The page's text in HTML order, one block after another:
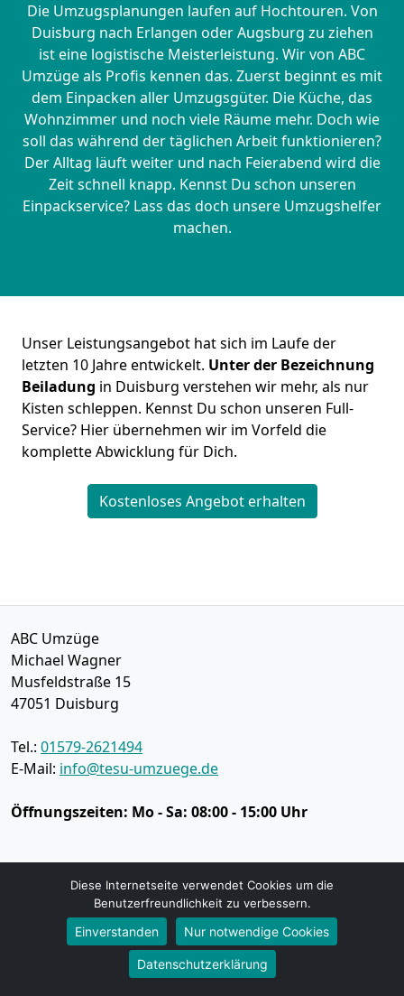
Die Umzugsplanungen laufen auf Hochtouren. Von
Duisburg nach Erlangen oder Augsburg zu ziehen
ist eine logistische Meisterleistung. Wir von ABC
Umzüge als Profis kennen das. Zuerst beginnt es mit
dem Einpacken aller Umzugsgüter. Die Küche, das
Wohnzimmer und noch viele Räume mehr. Doch wie
soll das während der täglichen Arbeit funktionieren?
Der Alltag läuft weiter und nach Feierabend wird die
Zeit schnell knapp. Kennst Du schon unseren
Einpackservice? Lass das doch unsere Umzugshelfer
machen.
Unser Leistungsangebot hat sich im Laufe der
letzten 10 Jahre entwickelt. Unter der Bezeichnung
Beiladung in Duisburg verstehen wir mehr, als nur
Kisten schleppen. Kennst Du schon unseren Full-
Service? Hier übernehmen wir im Vorfeld die
komplette Abwicklung für Dich.
Kostenloses Angebot erhalten
ABC Umzüge
Michael Wagner
Musfeldstraße 15
47051 Duisburg
Tel.: 01579-2621494
E-Mail: info@tesu-umzuege.de
Öffnungszeiten: Mo - Sa: 08:00 - 15:00 Uhr
Datenschutz
Umzugsservice
Umzugsservice Duisburg
Diese Internetseite verwendet Cookies um die
Benutzerfreundlichkeit zu verbessern.
Einverstanden Nur notwendige Cookies
Datenschutzerklärung